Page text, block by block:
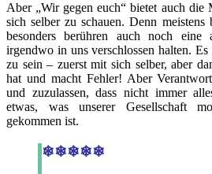
Aber „Wir gegen euch“ bietet auch
sich selber zu schauen. Denn
besonders berühren auch noch
irgendwo in uns verschlossen halten.
zu sein – zuerst mit sich selber, aber
hat und macht Fehler! Aber
und zuzulassen, dass nicht immer
etwas, was unserer Gesellschaft
gekommen ist.
❄❄❄❄❄